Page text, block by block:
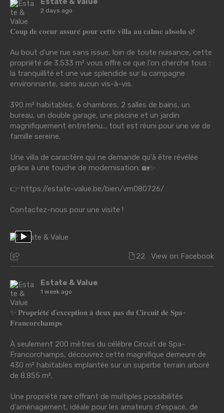
2 days ago
𝐂𝐨𝐮𝐩 𝐝𝐞 𝐜𝐨𝐞𝐮𝐫 𝐚𝐬𝐬𝐮𝐫𝐞́ 𝐩𝐨𝐮𝐫 𝐜𝐞𝐭𝐭𝐞 𝐯𝐢𝐥𝐥𝐚 𝐚𝐮 𝐜𝐚𝐥𝐦𝐞 𝐚𝐛𝐬𝐨𝐥𝐮 🌿
Au bout d'une rue sans issue, loin de toute nuisance, cette
propriété de 3.533 m² vous offre ce que l'on cherche tous :
la tranquillité et une vue splendide sur la campagne
environnante, sans aucun vis-à-vis.
390 m² habitables, 6 chambres, 2 salles de bains, un
bureau, un double garage, une piscine et un jardin
magnifiquement entretenu... tout est réuni pour une vie de
famille sereine.
Une villa de caractère qui ne demande qu'à être révélée
grâce à une touche de modernisation. 🏡✨
👉 https://estate-value.be/bien/vm080726/
Contactez-nous pour une visite !
22 View on Facebook
Estate & Value
1 week ago
✨ 𝐏𝐫𝐨𝐩𝐫𝐢𝐞́𝐭𝐞́ 𝐝'𝐞𝐱𝐜𝐞𝐩𝐭𝐢𝐨𝐧 𝐚̀ 𝐝𝐞𝐮𝐱 𝐩𝐚𝐬 𝐝𝐮 𝐂𝐢𝐫𝐜𝐮𝐢𝐭 𝐝𝐞 𝐒𝐩𝐚-
𝐅𝐫𝐚𝐧𝐜𝐨𝐫𝐜𝐡𝐚𝐦𝐩𝐬
À seulement 200 mètres du célèbre Circuit de Spa-
Francorchamps, découvrez cette magnifique demeure de
430 m² habitables implantée sur un superbe terrain arboré
de 8.855 m².
Une propriété rare offrant de multiples possibilités
d'aménagement, idéale pour les amateurs d'espace, de